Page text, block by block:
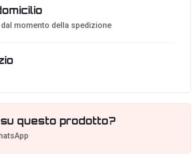
momento della spedizione
su questo prodotto?